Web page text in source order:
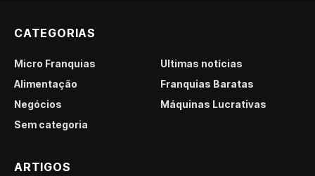
CATEGORIAS
Micro Franquias
Últimas notícias
Alimentação
Franquias Baratas
Negócios
Máquinas Lucrativas
Sem categoria
ARTIGOS